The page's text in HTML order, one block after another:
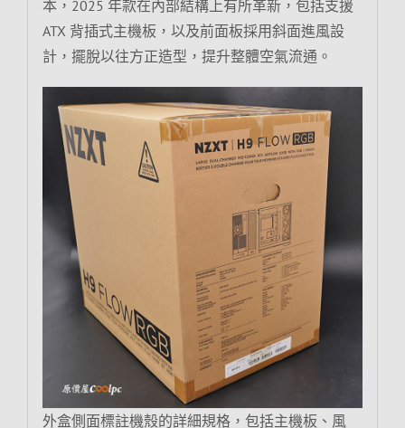
本，2025 年款在內部結構上有所革新，包括支援
ATX 背插式主機板，以及前面板採用斜面進風設
計，擺脫以往方正造型，提升整體空氣流通。
外盒側面標註機殼的詳細規格，包括主機板、風